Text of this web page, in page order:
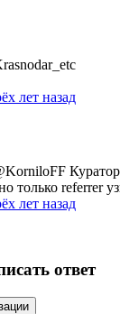
лет назад
только referrer
лет назад
ответ